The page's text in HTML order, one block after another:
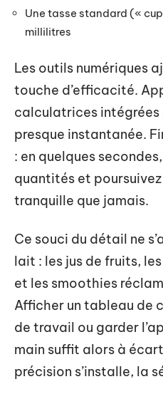
Une tasse standard («
millilitres
Les outils numériques
touche d’efficacité.
calculatrices intégrées
presque instantanée.
: en quelques
quantités et
tranquille que jamais.
Ce souci du détail ne
lait : les jus de fruits,
et les smoothies
Afficher un tableau de
de travail ou garder
main suffit alors à
précision s’installe, la